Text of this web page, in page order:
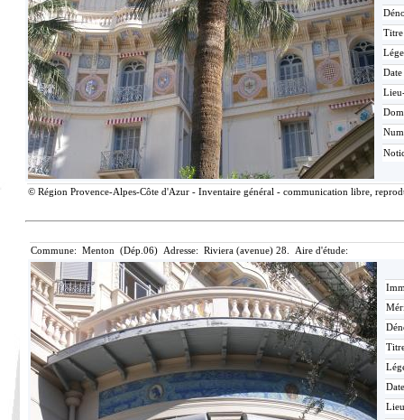
© Région Provence-Alpes-Côte d'Azur - Inventaire général - communication libre,
Commune: Menton (Dép.06) Adresse: Riviera (avenue) 28. Aire d'étude: